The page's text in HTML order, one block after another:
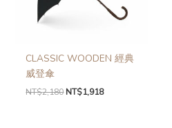
CLASSIC WOODEN 經典
威登傘
NT$2,180 NT$1,918